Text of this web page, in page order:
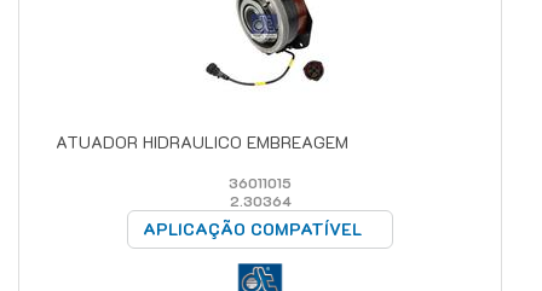
ATUADOR HIDRAULICO EMBREAGEM
36011015
2.30364
APLICAÇÃO COMPATÍVEL